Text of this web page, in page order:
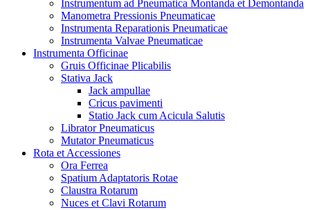
Instrumentum ad Pneumatica Montanda et Demontanda
Manometra Pressionis Pneumaticae
Instrumenta Reparationis Pneumaticae
Instrumenta Valvae Pneumaticae
Instrumenta Officinae
Gruis Officinae Plicabilis
Stativa Jack
Jack ampullae
Cricus pavimenti
Statio Jack cum Acicula Salutis
Librator Pneumaticus
Mutator Pneumaticus
Rota et Accessiones
Ora Ferrea
Spatium Adaptatoris Rotae
Claustra Rotarum
Nuces et Clavi Rotarum